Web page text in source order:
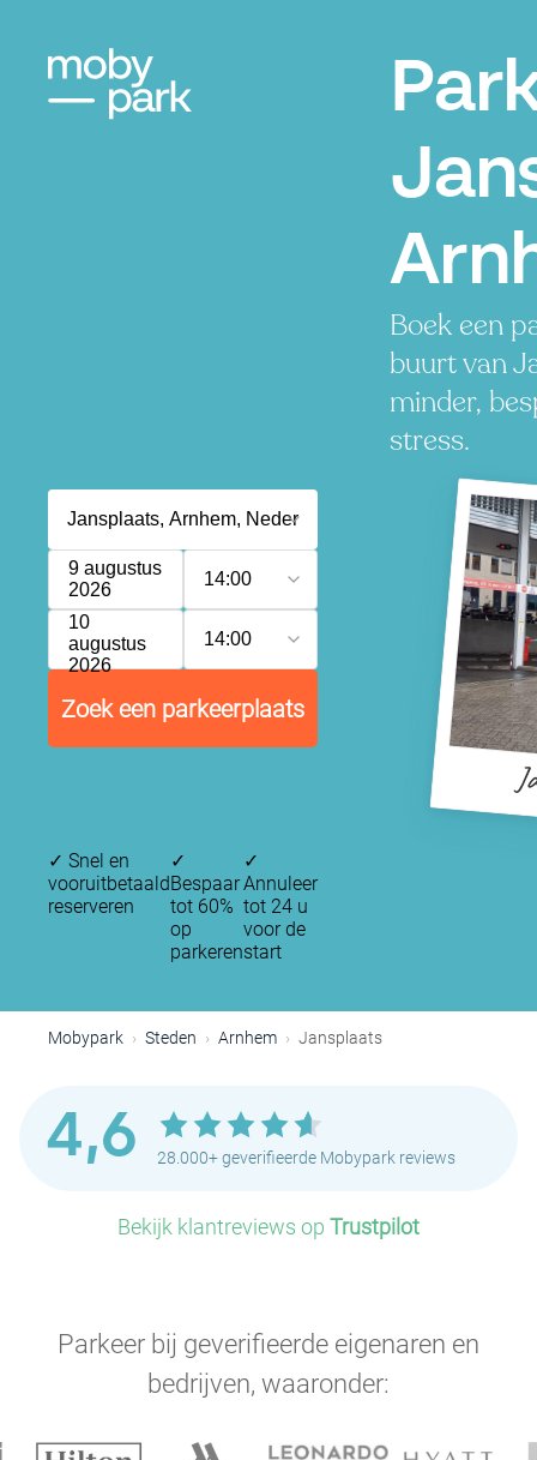
Boek een
buurt van
minder,
stress.
9 augustus
2026
14:00
10
augustus
2026
14:00
Zoek een parkeerplaats
✓ Snel en
vooruitbetaald
reserveren
✓
Bespaar
tot 60%
op
parkeren
✓
Annuleer
tot 24 u
voor de
start
Mobypark Steden Arnhem Jansplaats
4,6 28.000+ geverifieerde Mobypark reviews
Bekijk klantreviews op Trustpilot
Parkeer bij geverifieerde eigenaren en
bedrijven, waaronder: